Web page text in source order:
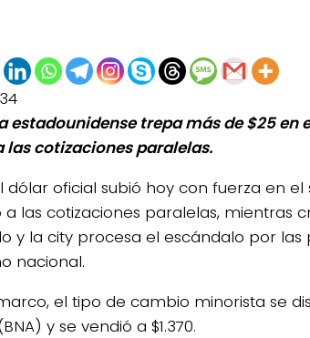
estadounidense trepa más de $25
las cotizaciones paralelas.
dólar oficial subió hoy con fuerza en
las cotizaciones paralelas, mientras
y la city procesa el escándalo por las
nacional.
el tipo de cambio minorista se
y se vendió a $1.370.